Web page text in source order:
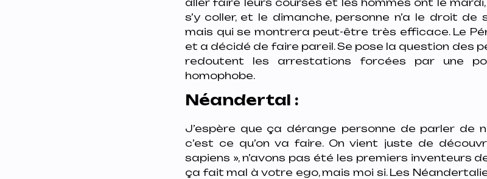
s’y coller, et le dimanche, personne n’a le droit
mais qui se montrera peut-être très efficace. Le
et a décidé de faire pareil. Se pose la question des
redoutent les arrestations forcées par une
homophobe.
Néandertal :
J’espère que ça dérange personne de parler de
c’est ce qu’on va faire. On vient juste de
sapiens », n’avons pas été les premiers inventeurs
ça fait mal à votre ego, mais moi si. Les